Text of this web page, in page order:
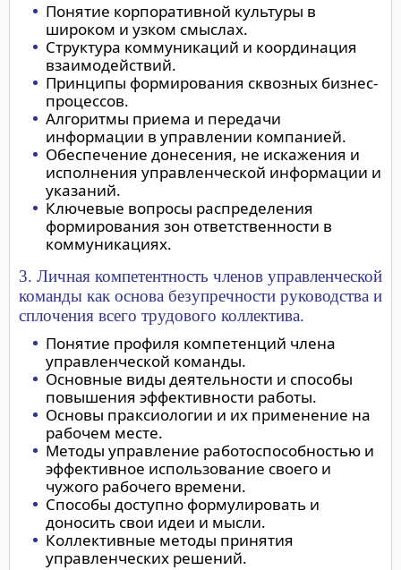
Понятие корпоративной культуры в
широком и узком смыслах.
Структура коммуникаций и координация
взаимодействий.
Принципы формирования сквозных бизнес-
процессов.
Алгоритмы приема и передачи
информации в управлении компанией.
Обеспечение донесения, не искажения и
исполнения управленческой информации и
указаний.
Ключевые вопросы распределения
формирования зон ответственности в
коммуникациях.
3. Личная компетентность членов управленческой
команды как основа безупречности руководства и
сплочения всего трудового коллектива.
Понятие профиля компетенций члена
управленческой команды.
Основные виды деятельности и способы
повышения эффективности работы.
Основы праксиологии и их применение на
рабочем месте.
Методы управление работоспособностью и
эффективное использование своего и
чужого рабочего времени.
Способы доступно формулировать и
доносить свои идеи и мысли.
Коллективные методы принятия
управленческих решений.